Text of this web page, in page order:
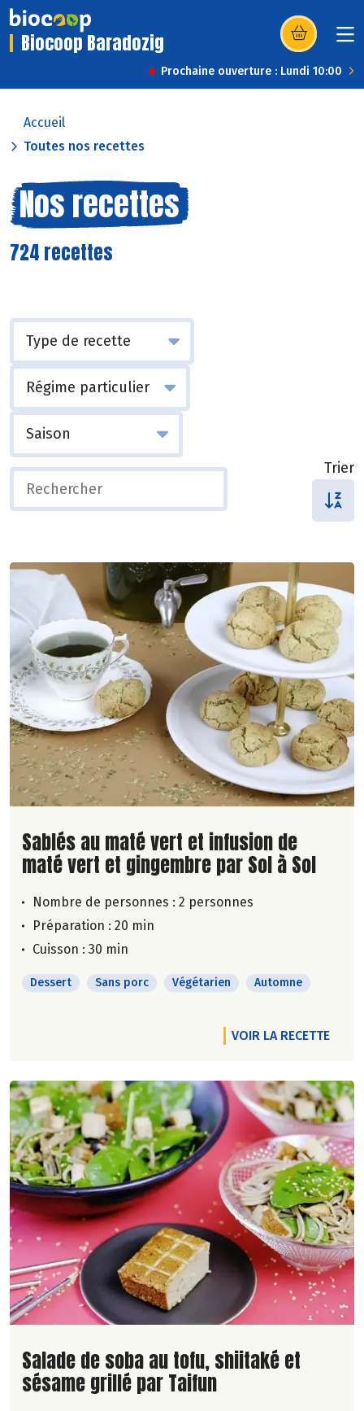
Biocoop Baradozig (s’ouvre dans
Prochaine ouverture : Lundi 10:00
Accueil
Toutes nos recettes
Nos recettes
724 recettes
Trier
Lire la suite de la recette
Sablés au maté vert et infusion de
maté vert et gingembre par Sol à Sol
Nombre de personnes : 2 personnes
Préparation : 20 min
Cuisson : 30 min
Dessert Sans porc Végétarien Automne
VOIR LA RECETTE
Lire la suite de la recette
Salade de soba au tofu, shiitaké et
sésame grillé par Taifun